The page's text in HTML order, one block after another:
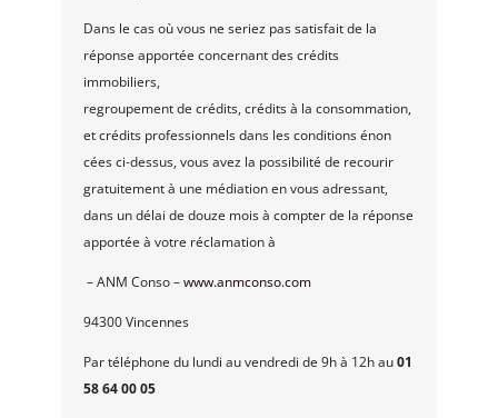
Dans le cas où vous ne seriez pas satisfait de la
réponse apportée concernant des crédits
immobiliers,
regroupement de crédits, crédits à la consommation,
et crédits professionnels dans les conditions énon
cées ci-dessus, vous avez la possibilité de recourir
gratuitement à une médiation en vous adressant,
dans un délai de douze mois à compter de la réponse
apportée à votre réclamation à
– ANM Conso –www.anmconso.com
94300 Vincennes
Par téléphone du lundi au vendredi de 9h à 12h au01
58 64 00 05